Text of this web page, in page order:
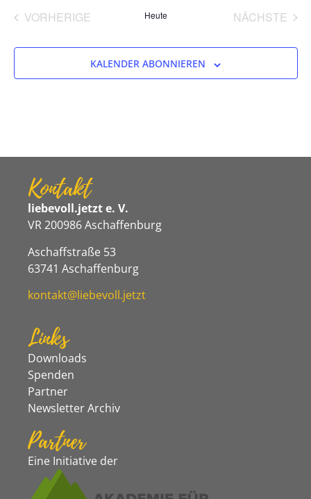
VORHERIGE VERANSTALTUNGEN
Heute NÄCHSTE
KALENDER ABONNIEREN
Kontakt
liebevoll.jetzt e. V.
VR 200986 Aschaffenburg
Aschaffstraße 53
63741 Aschaffenburg
kontakt@liebevoll.jetzt
Links
Downloads
Spenden
Partner
Newsletter Archiv
Partner
Eine Initiative der